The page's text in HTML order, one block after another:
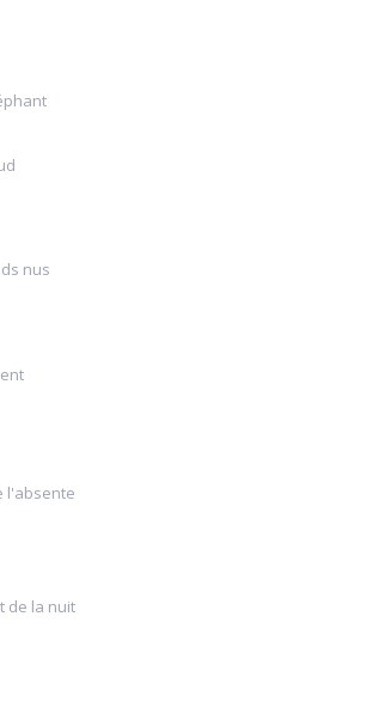
nus
l'absente
de la nuit